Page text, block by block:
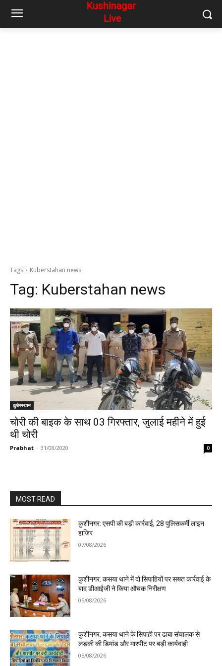
Tags Kuberstahan news
Tag: Kuberstahan news
कुबेरस्थान
चोरी की बाइक के साथ 03 गिरफ्तार, जुलाई महीने में हुई
थी चोरी
Prabhat - 31/08/2020 0
MOST READ
कुशीनगर: एसपी की बड़ी कार्रवाई, 28 पुलिसकर्मी लाइन
हाजिर
07/08/2026
कुशीनगर: कसया थाने में दो सिपाहियों पर सख्त कार्रवाई के
बाद डीआईजी ने किया औचक निरीक्षण
05/08/2026
कुशीनगर: कसया थाने के सिपाही पर ढाबा संचालक से
लड़की की डिमांड और मारपीट पर बड़ी कार्यवाही
05/08/2026